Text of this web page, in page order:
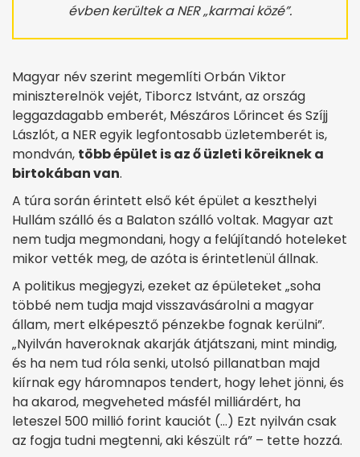
évben kerültek a NER „karmai közé”.
Magyar név szerint megemlíti Orbán Viktor
miniszterelnök vejét, Tiborcz Istvánt, az ország
leggazdagabb emberét, Mészáros Lőrincet és Szíjj
Lászlót, a NER egyik legfontosabb üzletemberét is,
mondván, több épület is az ő üzleti köreiknek a
birtokában van.
A túra során érintett első két épület a keszthelyi
Hullám szálló és a Balaton szálló voltak. Magyar azt
nem tudja megmondani, hogy a felújítandó hoteleket
mikor vették meg, de azóta is érintetlenül állnak.
A politikus megjegyzi, ezeket az épületeket „soha
többé nem tudja majd visszavásárolni a magyar
állam, mert elképesztő pénzekbe fognak kerülni”.
„Nyilván haveroknak akarják átjátszani, mint mindig,
és ha nem tud róla senki, utolsó pillanatban majd
kiírnak egy háromnapos tendert, hogy lehet jönni, és
ha akarod, megveheted másfél milliárdért, ha
leteszel 500 millió forint kauciót (…) Ezt nyilván csak
az fogja tudni megtenni, aki készült rá” – tette hozzá.